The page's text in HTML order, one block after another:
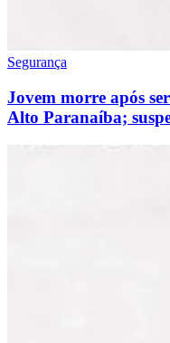
Segurança
Jovem morre após
Alto Paranaíba;